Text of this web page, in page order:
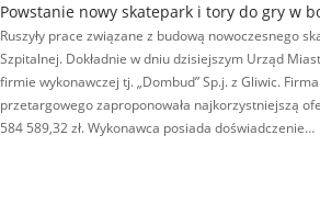
Powstanie nowy skatepark i tory do gry w
Ruszyły prace związane z budową nowoczesnego
Szpitalnej. Dokładnie w dniu dzisiejszym Urząd
firmie wykonawczej tj. „Dombud” Sp.j. z Gliwic.
przetargowego zaproponowała najkorzystniejszą
584 589,32 zł. Wykonawca posiada doświadczenie…